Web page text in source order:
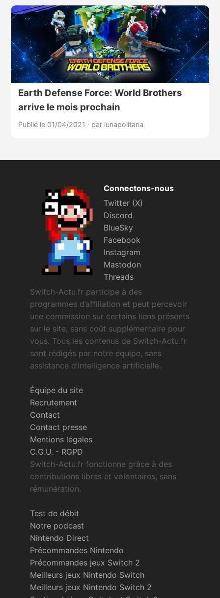
Earth Defense Force: World Brothers
arrive le mois prochain
Publié le 01/04/2021 · par lunapolitana
Connectons-nous
Twitter (X)
Discord
BlueSky
Facebook
Instagram
Mastodon
Threads
Switch-Actu.fr participe à des
programmes d’affiliation et peut percevoir
une commission sur certains liens présents
sur le site, sans coût supplémentaire pour
vous. Tous les contenus de Switch-Actu.fr
sont rédigés par notre équipe, sans
assistance d’intelligence artificielle.
Équipe du site
Recrutement
Contact
Contact presse
Mentions légales
C.G.U. - RGPD
Switch-Actu.fr fonctionne grâce à des
contributions libres et volontaires, sans
rémunération.
Test de débit
Notre podcast
Nintendo Direct
Précommandes Nintendo
Précommandes jeux Switch 2
Meilleurs jeux Nintendo Switch
Meilleurs jeux Nintendo Switch 2